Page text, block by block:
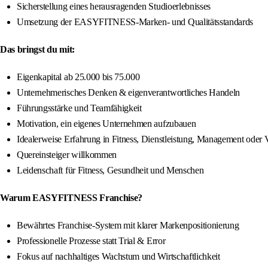
Sicherstellung eines herausragenden Studioerlebnisses
Umsetzung der EASYFITNESS-Marken- und Qualitätsstandards
Das bringst du mit:
Eigenkapital ab 25.000 bis 75.000
Unternehmerisches Denken & eigenverantwortliches Handeln
Führungsstärke und Teamfähigkeit
Motivation, ein eigenes Unternehmen aufzubauen
Idealerweise Erfahrung in Fitness, Dienstleistung, Management oder
Quereinsteiger willkommen
Leidenschaft für Fitness, Gesundheit und Menschen
Warum EASYFITNESS Franchise?
Bewährtes Franchise-System mit klarer Markenpositionierung
Professionelle Prozesse statt Trial & Error
Fokus auf nachhaltiges Wachstum und Wirtschaftlichkeit